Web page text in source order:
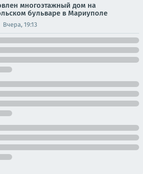
многоэтажный дом на
бульваре в Мариуполе
Вчера, 19:13